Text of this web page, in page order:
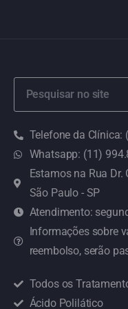
Telefone da Clínica:
Whatsapp: (11)
Estamos na Rua
São Paulo - SP
Atendimento:
Informações sobre
reembolso, serão
Todos os
Ácido Polilático